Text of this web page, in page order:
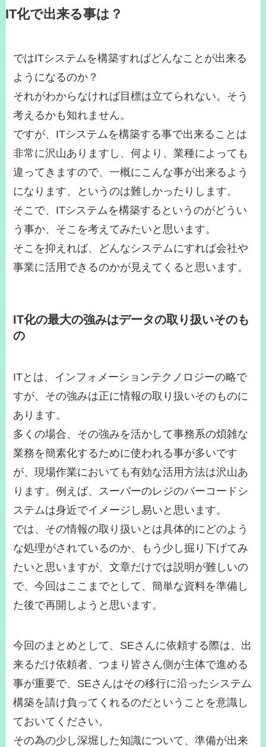
IT化で出来る事は？
ではITシステムを構築すればどんなことが出来る
ようになるのか？
それがわからなければ目標は立てられない。そう
考えるかも知れません。
ですが、ITシステムを構築する事で出来ることは
非常に沢山ありますし、何より、業種によっても
違ってきますので、一概にこんな事が出来るよう
になります、というのは難しかったりします。
そこで、ITシステムを構築するというのがどうい
う事か、そこを考えてみたいと思います。
そこを抑えれば、どんなシステムにすれば会社や
事業に活用できるのかが見えてくると思います。
IT化の最大の強みはデータの取り扱いそのも
の
ITとは、インフォメーションテクノロジーの略で
すが、その強みは正に情報の取り扱いそのものに
あります。
多くの場合、その強みを活かして事務系の煩雑な
業務を簡素化するために使われる事が多いです
が、現場作業においても有効な活用方法は沢山あ
ります。例えば、スーパーのレジのバーコードシ
ステムは身近でイメージし易いと思います。
では、その情報の取り扱いとは具体的にどのよう
な処理がされているのか、もう少し掘り下げてみ
たいと思いますが、文章だけでは説明が難しいの
で、今回はここまでとして、簡単な資料を準備し
た後で再開しようと思います。
今回のまとめとして、SEさんに依頼する際は、出
来るだけ依頼者、つまり皆さん側が主体で進める
事が重要で、SEさんはその移行に沿ったシステム
構築を請け負ってくれるのだということを意識し
ておいてください。
その為の少し深堀した知識について、準備が出来